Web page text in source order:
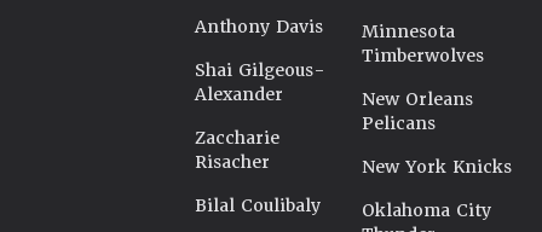
Anthony Davis
Shai Gilgeous-
Alexander
Zaccharie
Risacher
Bilal Coulibaly
Minnesota
Timberwolves
New Orleans
Pelicans
New York Knicks
Oklahoma City